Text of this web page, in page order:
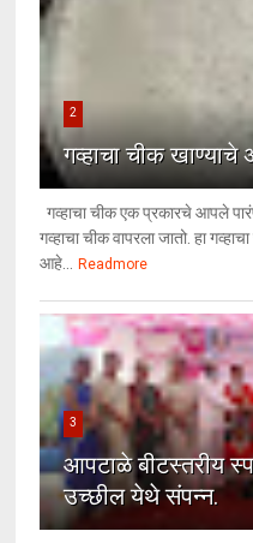
2
गव्हाचा चीक
गव्हाचा चीक एक प्रकारचे आपले
गव्हाचा चीक वापरला जातो. हा
आहे... Readmore
3
आपटाळे बीटस्तरीय
उच्छील येथे संपन्न.